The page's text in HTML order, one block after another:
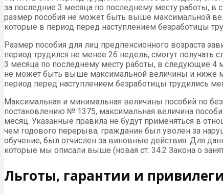
за последние 3 месяца по последнему месту работы, в
размер пособия не может быть выше максимальной
которые в период перед наступлением безработицы
Размер пособия для лиц предпенсионного возраста
период трудился не менее 26 недель, смогут
3 месяца по последнему месту работы, в следующие 4
не может быть выше максимальной величины и ниже
период перед наступлением безработицы трудились
Максимальная и минимальная величины пособий по
постановлению № 1375, максимальная величина
месяц. Указанные правила не будут применяться в
чем годового перерыва; гражданин был уволен за
обучение, был отчислен за виновные действия. Для
которые мы описали выше (новая ст. 34.2 Закона о
Льготы, гарантии и